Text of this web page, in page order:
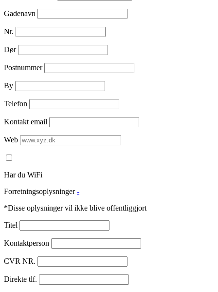
Gadenavn
Nr.
Dør
Postnummer
By
Telefon
Kontakt email
Web
Har du WiFi
Forretningsoplysninger -
*Disse oplysninger vil ikke blive offentliggjort
Titel
Kontaktperson
CVR NR.
Direkte tlf.